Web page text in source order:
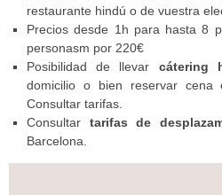
restaurante hindú o de vuestra
Precios desde 1h para hasta 8
personasm por 220€
Posibilidad de llevar cátering
domicilio o bien reservar cena
Consultar tarifas.
Consultar tarifas de
Barcelona.